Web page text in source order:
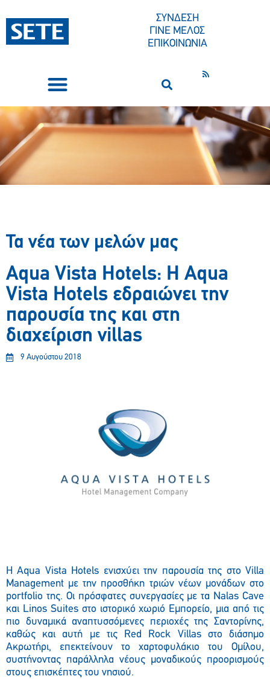
ΣΥΝΔΕΣΗ
ΓΙΝΕ ΜΕΛΟΣ
ΕΠΙΚΟΙΝΩΝΙΑ
Τα νέα των μελών μας
Aqua Vista Hotels: Η Aqua
Vista Hotels εδραιώνει την
παρουσία της και στη
διαχείριση villas
9 Αυγούστου 2018
Η Aqua Vista Hotels ενισχύει την παρουσία της στο Villa
Management με την προσθήκη τριών νέων μονάδων στο
portfolio της. Οι πρόσφατες συνεργασίες με τα Nalas Cave
και Linos Suites στο ιστορικό χωριό Εμπορείο, μια από τις
πιο δυναμικά αναπτυσσόμενες περιοχές της Σαντορίνης,
καθώς και αυτή με τις Red Rock Villas στο διάσημο
Ακρωτήρι, επεκτείνουν το χαρτοφυλάκιο του Ομίλου,
συστήνοντας παράλληλα νέους μοναδικούς προορισμούς
στους επισκέπτες του νησιού.